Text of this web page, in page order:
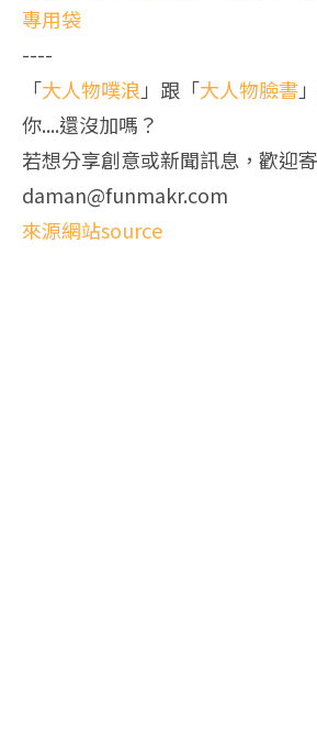
專用袋
----
「大人物噗浪」跟「大人物臉書
你....還沒加嗎？
若想分享創意或新聞訊息，歡迎
daman@funmakr.com
來源網站source